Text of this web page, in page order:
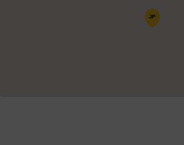
Pin de la carte